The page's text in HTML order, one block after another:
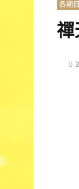
各期
禪